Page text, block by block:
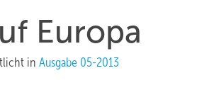
Europa
in Ausgabe 05-2013